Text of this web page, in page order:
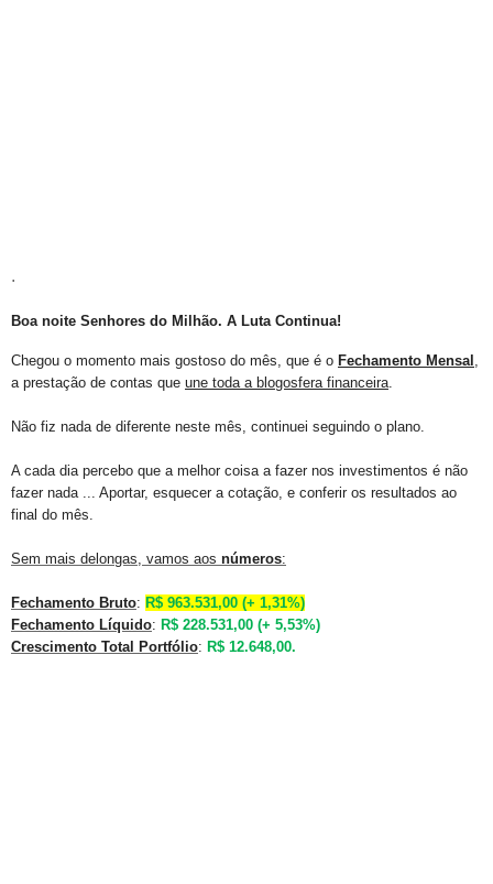
.
Boa noite Senhores do Milhão. A Luta Continua!
Chegou o momento mais gostoso do mês, que é o Fechamento Mensal
a prestação de contas que une toda a blogosfera financeira
Não fiz nada de diferente neste mês, continuei seguindo o plano.
A cada dia percebo que a melhor coisa a fazer nos investimentos é não
fazer nada ... Aportar, esquecer a cotação, e conferir os resultados ao
final do mês.
Sem mais delongas, vamos aos números:
Fechamento Bruto: R$ 963.531,00 (+ 1,31%)
Fechamento Líquido: R$ 228.531,00 (+ 5,53%)
Crescimento Total Portfólio: R$ 12.648,00.